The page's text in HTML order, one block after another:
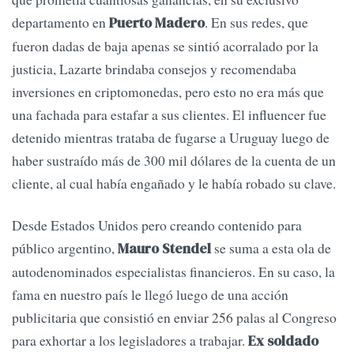
departamento enPuerto Madero. En sus redes, que
fueron dadas de baja apenas se sintió acorralado por la
justicia, Lazarte brindaba consejos y recomendaba
inversiones en criptomonedas, pero esto no era más que
una fachada para estafar a sus clientes. El influencer fue
detenido mientras trataba de fugarse a Uruguay luego de
haber sustraído más de 300 mil dólares de la cuenta de un
cliente, al cual había engañado y le había robado su clave.
Desde Estados Unidos pero creando contenido para
público argentino,Mauro Stendelse suma a esta ola de
autodenominados especialistas financieros. En su caso, la
fama en nuestro país le llegó luego de una acción
publicitaria que consistió en enviar 256 palas al Congreso
para exhortar a los legisladores a trabajar. Ex soldado